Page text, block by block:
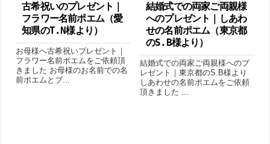
古希祝いのプレゼント｜
フラワー名前ポエム（愛
知県のT.N様より ）
お母様へ古希祝いプレゼント｜
フラワー名前ポエムをご依頼頂
きました お母様のお名前での名
前ポエムとブ...
結婚式での両家ご両親様
へのプレゼント｜しあわ
せの名前ポエム（東京都
のS.B様より ）
結婚式での両家ご両親様へのプ
レゼント｜東京都のS.B様より
しあわせの名前ポエムをご依頼
頂きました ...